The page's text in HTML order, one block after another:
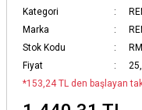
Kategori
Marka
Stok Kodu
Fiyat
*153,24 TL den başlayan